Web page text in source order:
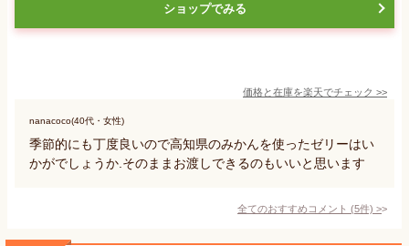
ショップでみる
価格と在庫を楽天でチェック >>
nanacoco(40代・女性)
季節的にも丁度良いので高知県のみかんを使ったゼリーはい
かがでしょうか.そのままお渡しできるのもいいと思います
全てのおすすめコメント (5件) >